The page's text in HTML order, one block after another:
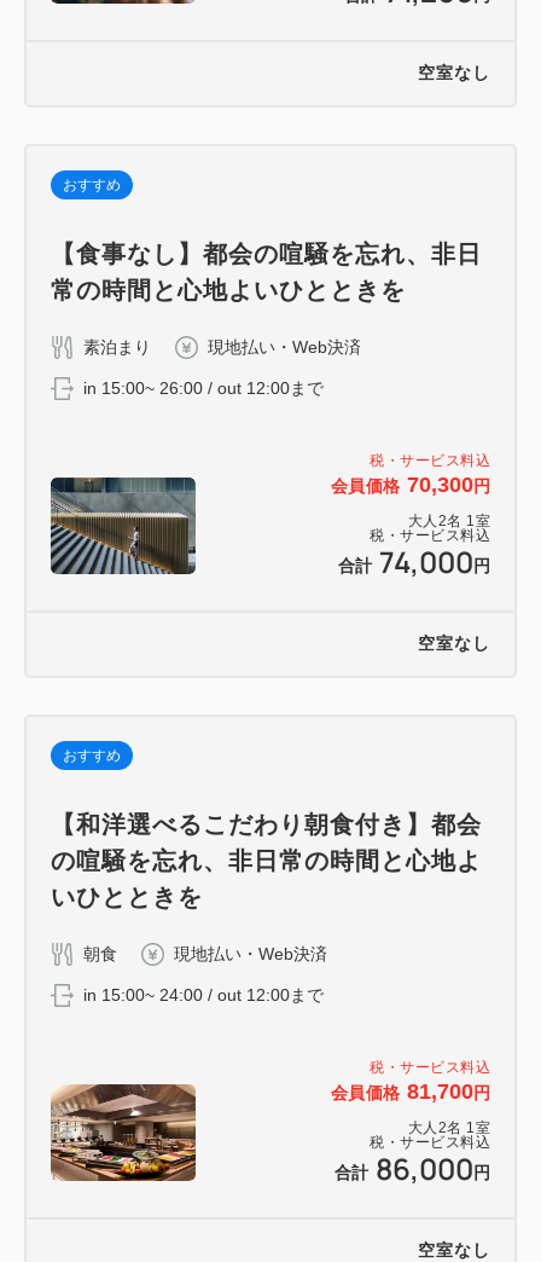
空室なし
税・サービス料込
会員価格 70,300円
大人 2名 1室
税・サービス料込
合計 74,000 円
おすすめ
【食事なし】都会の喧騒を忘れ、非日
常の時間と心地よいひとときを
素泊まり 現地払い・Web決済
in 15:00~ 26:00 / out 12:00まで
空室なし
税・サービス料込
会員価格 81,700円
大人 2名 1室
税・サービス料込
合計 86,000 円
おすすめ
【和洋選べるこだわり朝食付き】都会
の喧騒を忘れ、非日常の時間と心地よ
いひとときを
朝食 現地払い・Web決済
in 15:00~ 24:00 / out 12:00まで
空室なし